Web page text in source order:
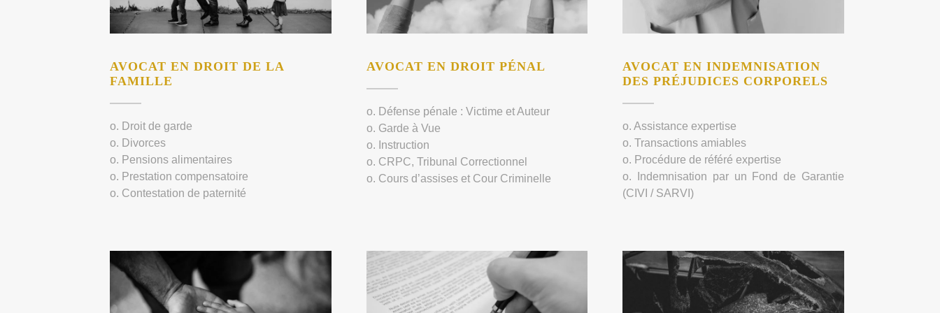
AVOCAT EN DROIT DE LA
FAMILLE
o. Droit de garde
o. Divorces
o. Pensions alimentaires
o. Prestation compensatoire
o. Contestation de paternité
AVOCAT EN DROIT PÉNAL
o. Défense pénale : Victime et Auteur
o. Garde à Vue
o. Instruction
o. CRPC, Tribunal Correctionnel
o. Cours d’assises et Cour Criminelle
AVOCAT EN INDEMNISATION
DES PRÉJUDICES CORPORELS
o. Assistance expertise
o. Transactions amiables
o. Procédure de référé expertise
o. Indemnisation par un Fond de Garantie
(CIVI / SARVI)